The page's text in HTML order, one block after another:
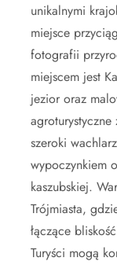
unikalnymi
miejsce
fotografii
miejscem jest
jezior oraz
szeroki
wypoczynkiem
kaszubskiej.
Trójmiasta,
łączące
Turyści mogą